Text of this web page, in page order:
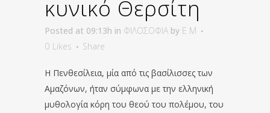
κυνικό Θερσίτη
Posted at 09:13h in ΦΙΛΟΣΟΦΙΑ by E M
0 Likes Share
Η Πενθεσίλεια, μία από τις βασίλισσες των
Αμαζόνων, ήταν σύμφωνα με την ελληνική
μυθολογία κόρη του θεού του πολέμου, του